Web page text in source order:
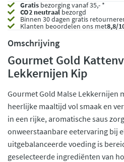
Gratis bezorging vanaf 35,- *
CO2 neutraalbezorgd
Binnen 30 dagen gratis
Klanten beoordelen ons met8,8/
Omschrijving
Gourmet Gold
Lekkernijen Kip
Gourmet Gold Malse Lekkernijen
heerlijke maaltijd vol smaak en
in een rijke, aromatische saus
onweerstaanbare eetervaring bij
uitgebalanceerde voeding is
geselecteerde ingrediënten van